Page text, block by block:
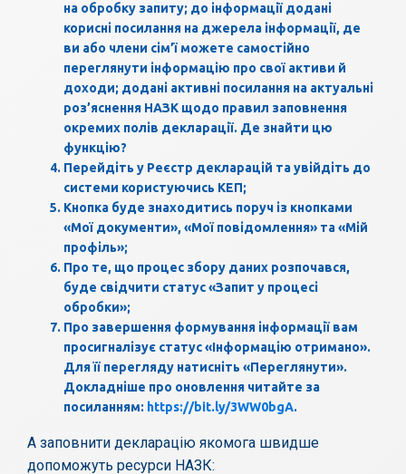
на обробку запиту; до інформації додані
корисні посилання на джерела інформації, де
ви або члени сім’ї можете самостійно
переглянути інформацію про свої активи й
доходи; додані активні посилання на актуальні
роз’яснення НАЗК щодо правил заповнення
окремих полів декларації. Де знайти цю
функцію?
Перейдіть у Реєстр декларацій та увійдіть до
системи користуючись КЕП;
Кнопка буде знаходитись поруч із кнопками
«Мої документи», «Мої повідомлення» та «Мій
профіль»;
Про те, що процес збору даних розпочався,
буде свідчити статус «Запит у процесі
обробки»;
Про завершення формування інформації вам
просигналізує статус «Інформацію отримано».
Для її перегляду натисніть «Переглянути».
Докладніше про оновлення читайте за
посиланням: https://bit.ly/3WW0bgA.
А заповнити декларацію якомога швидше
допоможуть ресурси НАЗК: